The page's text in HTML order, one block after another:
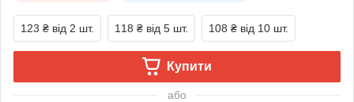
123 ₴ від 2 шт. 118 ₴ від 5 шт. 108 ₴ від 10 шт.
Купити
або